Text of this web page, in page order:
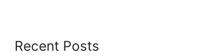
Recent Posts